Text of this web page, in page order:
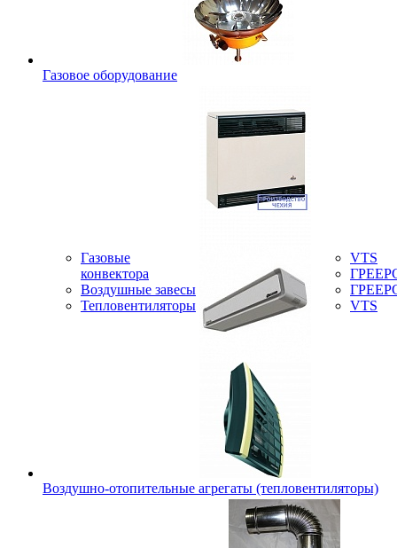
Газовое оборудование
Газовые
конвектора
Воздушные завесы
Тепловентиляторы
VTS
VTS
Воздушно-отопительные агрегаты (тепловентиляторы)